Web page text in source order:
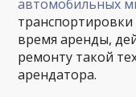
автомобильных
время аренды,
ремонту такой
арендатора.